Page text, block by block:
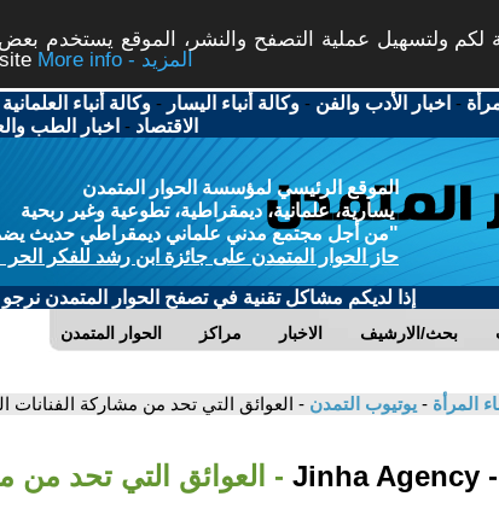
لكم ولتسهيل عملية التصفح والنشر، الموقع يستخدم
More info - المزيد
- اخبار الأدب والفن -وكالة أنباء اليسار -وكالة أنباء العلمانية
الاقتصاد - اخبار الطب
الموقع الرئيسي لمؤسسة الحوار المتمدن
يسارية، علمانية، ديمقراطية، تطوعية وغير ربحية
"من أجل مجتمع مدني علماني ديمقراطي حديث يضمن
حاز الحوار المتمدن على جائزة ابن رشد للفكر الحر
إذا لديكم مشاكل تقنية في تصفح الحوار المتمدن نرجو
الحوار المتمدن مراكز الاخبار بحث/الارشيف
المرأة - يوتيوب التمدن - العوائق التي تحد من مشاركة الفنانات
- Jinha Agency - العوائق التي تحد من